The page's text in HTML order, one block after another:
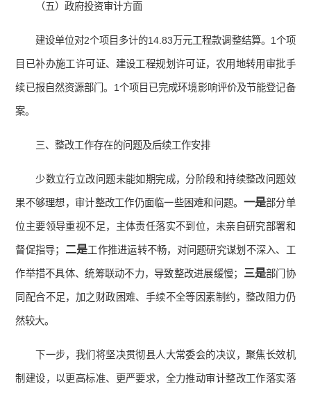
（五）政府投资审计方面
建设单位对2个项目多计的14.83万元工程款调整结算。1个项
目已补办施工许可证、建设工程规划许可证，农用地转用审批手
续已报自然资源部门。1个项目已完成环境影响评价及节能登记备
案。
三、整改工作存在的问题及后续工作安排
少数立行立改问题未能如期完成，分阶段和持续整改问题效
果不够理想，审计整改工作仍面临一些困难和问题。 一是部分单
位主要领导重视不足，主体责任落实不到位，未亲自研究部署和
督促指导； 二是工作推进运转不畅，对问题研究谋划不深入、工
作举措不具体、统筹联动不力，导致整改进展缓慢； 三是部门协
同配合不足，加之财政困难、手续不全等因素制约，整改阻力仍
然较大。
下一步，我们将坚决贯彻县人大常委会的决议，聚焦长效机
制建设，以更高标准、更严要求，全力推动审计整改工作落实落